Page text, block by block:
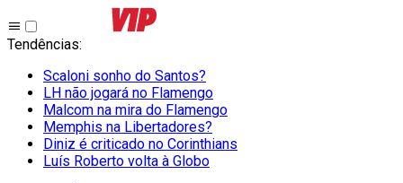
Tendências:
Scaloni sonho do Santos?
LH não jogará no Flamengo
Malcom na mira do Flamengo
Memphis na Libertadores?
Diniz é criticado no Corinthians
Luís Roberto volta à Globo